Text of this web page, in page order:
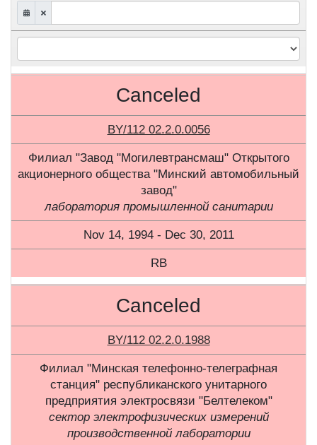
Canceled
BY/112 02.2.0.0056
Филиал "Завод "Могилевтрансмаш" Открытого
акционерного общества "Минский автомобильный
завод"
лаборатория промышленной санитарии
Nov 14, 1994 - Dec 30, 2011
RB
Canceled
BY/112 02.2.0.1988
Филиал "Минская телефонно-телеграфная
станция" республиканского унитарного
предприятия электросвязи "Белтелеком"
сектор электрофизических измерений
производственной лаборатории